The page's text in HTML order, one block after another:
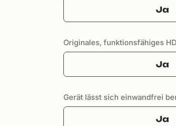
Ja
Originales, funktionsfähiges
Ja
Gerät lässt sich einwandfrei
Ja